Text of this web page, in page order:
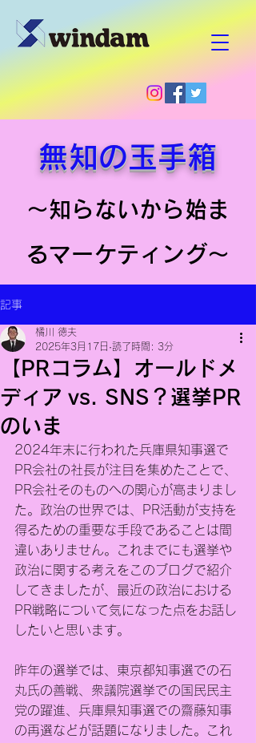
無知の玉手箱
～知らないから始ま
るマーケティング～
記事
【PRコラム】オールドメ
ディア vs. SNS？選挙PR
のいま
橘川 徳夫
2025年3月17日 読了時間: 3分
2024年末に行われた兵庫県知事選で
PR会社の社長が注目を集めたことで、
PR会社そのものへの関心が高まりまし
た。政治の世界では、PR活動が支持を
得るための重要な手段であることは間
違いありません。これまでにも選挙や
政治に関する考えをこのブログで紹介
してきましたが、最近の政治における
PR戦略について気になった点をお話し
したいと思います。
昨年の選挙では、東京都知事選での石
丸氏の善戦、衆議院選挙での国民民主
党の躍進、兵庫県知事選での齋藤知事
の再選などが話題になりました。これ